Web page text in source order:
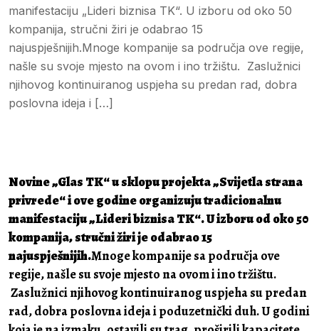
manifestaciju „Lideri biznisa TK“. U izboru od oko 50
kompanija, stručni žiri je odabrao 15
najuspješnijih.Mnoge kompanije sa područja ove regije,
našle su svoje mjesto na ovom i ino tržištu. Zaslužnici
njihovog kontinuiranog uspjeha su predan rad, dobra
poslovna ideja i […]
Novine „Glas TK“ u sklopu projekta „Svijetla strana
privrede“ i ove godine organizujutradicionalnu
manifestaciju „Lideri biznisa TK“. U izboru od oko 50
kompanija, stručni žiri je odabrao 15
najuspješnijih.Mnoge kompanije sa područja ove
regije, našle su svoje mjesto na ovom i ino tržištu.
Zaslužnici njihovog kontinuiranog uspjeha su predan
rad, dobra poslovna ideja i poduzetnički duh. U godini